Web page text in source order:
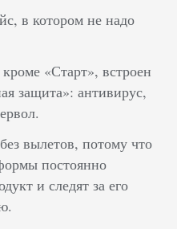
в котором не надо
«Старт», встроен
защита»: антивирус,
вылетов, потому что
постоянно
и следят за его